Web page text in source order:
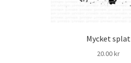
Mycket splat
20.00kr